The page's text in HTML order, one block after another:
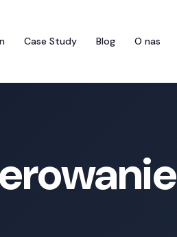
Case Study Blog O nas